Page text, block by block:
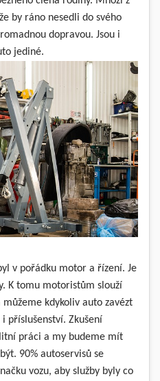
by ráno nesedli do svého
dopravou. Jsou i
jediné.
v pořádku motor a řízení. Je
K tomu motoristům slouží
můžeme kdykoliv auto zavézt
příslušenství. Zkušení
práci a my budeme mít
90% autoservisů se
vozu, aby služby byly co